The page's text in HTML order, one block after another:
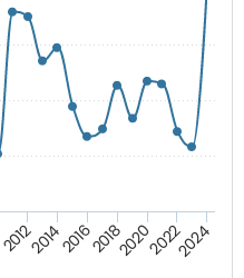
2012201420162018202020222024